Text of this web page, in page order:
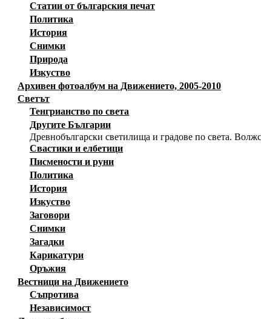
Статии от българския печат
Политика
История
Снимки
Природа
Изкуство
Архивен фотоалбум на Движението, 2005-2010
Светът
Тенгрианство по света
Другите Българии
Древнобългарски светилища и градове по света.
Свастики и елбетици
Писмености и руни
Политика
История
Изкуство
Заговори
Снимки
Загадки
Карикатури
Оръжия
Вестници на Движението
Съпротива
Независимост